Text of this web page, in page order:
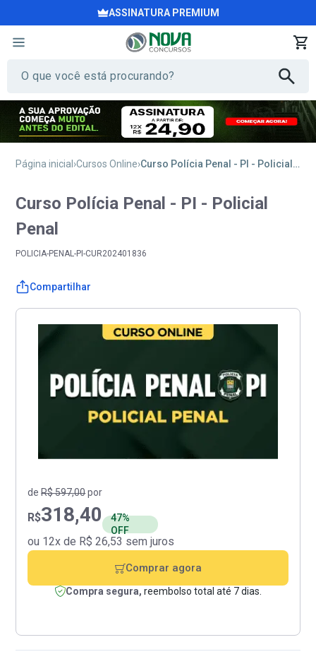
ASSINATURA PREMIUM
Página inicial Cursos Online Curso Polícia Penal - PI - Policial Penal
Curso Polícia Penal - PI - Policial
Penal
POLICIA-PENAL-PI-CUR202401836
Compartilhar
deR$ 597,00por
R$318,40
47%
OFF
ou 12x de R$ 26,53 sem juros
Comprar agora
Compra segura, reembolso total até 7 dias.